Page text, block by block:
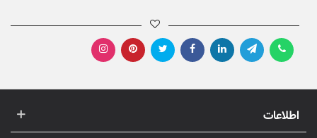
اطلاعات